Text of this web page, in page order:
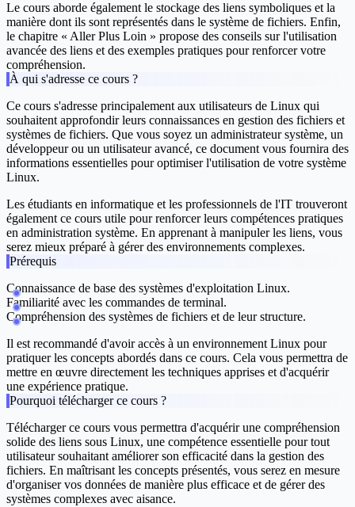
Le cours aborde également le stockage des liens symboliques et la
manière dont ils sont représentés dans le système de fichiers. Enfin,
le chapitre « Aller Plus Loin » propose des conseils sur l'utilisation
avancée des liens et des exemples pratiques pour renforcer votre
compréhension.
À qui s'adresse ce cours ?
Ce cours s'adresse principalement aux utilisateurs de Linux qui
souhaitent approfondir leurs connaissances en gestion des fichiers et
systèmes de fichiers. Que vous soyez un administrateur système, un
développeur ou un utilisateur avancé, ce document vous fournira des
informations essentielles pour optimiser l'utilisation de votre système
Linux.
Les étudiants en informatique et les professionnels de l'IT trouveront
également ce cours utile pour renforcer leurs compétences pratiques
en administration système. En apprenant à manipuler les liens, vous
serez mieux préparé à gérer des environnements complexes.
Prérequis
Connaissance de base des systèmes d'exploitation Linux.
Familiarité avec les commandes de terminal.
Compréhension des systèmes de fichiers et de leur structure.
Il est recommandé d'avoir accès à un environnement Linux pour
pratiquer les concepts abordés dans ce cours. Cela vous permettra de
mettre en œuvre directement les techniques apprises et d'acquérir
une expérience pratique.
Pourquoi télécharger ce cours ?
Télécharger ce cours vous permettra d'acquérir une compréhension
solide des liens sous Linux, une compétence essentielle pour tout
utilisateur souhaitant améliorer son efficacité dans la gestion des
fichiers. En maîtrisant les concepts présentés, vous serez en mesure
d'organiser vos données de manière plus efficace et de gérer des
systèmes complexes avec aisance.